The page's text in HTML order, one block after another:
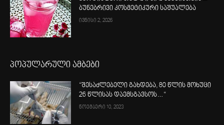
ბუნებრივი კოსმეტიკური საშუალება
ივნისი 2, 2026
პოპულარული ამბები
“შესაძლებელი გახდება, 80 წლის მოხუცი
26 წლისას დაემსგავსოს…“
ნოემბერი 10, 2023